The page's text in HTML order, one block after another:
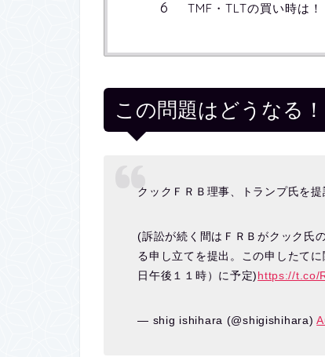
TMF・TLTの買い時は！
この問題はどうなる！
クックＦＲＢ理事、トランプ氏を
(訴訟が続く間はＦＲＢがクック氏
る申し立てを提出。この申したて
日午後１１時）に予定)https://t.co/
— shig ishihara (@shigishihara)